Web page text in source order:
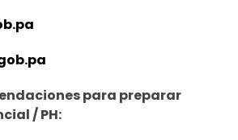
para preparar
/ PH: